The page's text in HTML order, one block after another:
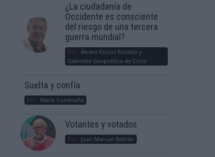
¿La ciudadanía de
Occidente es consciente
del riesgo de una tercera
guerra mundial?
Por Álvaro Frutos Rosado y
Gabinete Geopolítica de Crisis
Suelta y confía
Por María Comesaña
Votantes y votados
Por Juan Manuel Beltrán